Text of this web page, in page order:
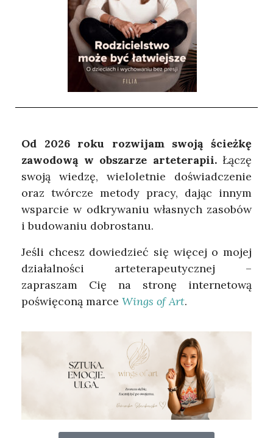
Od 2026 roku rozwijam swoją ścieżkę
zawodową w obszarze arteterapii.Łączę
swoją wiedzę, wieloletnie doświadczenie
oraz twórcze metody pracy, dając innym
wsparcie w odkrywaniu własnych zasobów
i budowaniu dobrostanu.
Jeśli chcesz dowiedzieć się więcej o mojej
działalności arteterapeutycznej –
zapraszam Cię na stronę internetową
poświęconą marce Wings of Art.